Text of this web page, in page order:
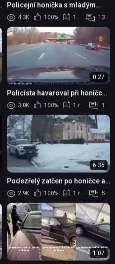
Policejní honička s mladým
cyklistkou
4.3K 100% 1 rok 13
0:27
Policista havaroval při honičce
v Hudson Valley
3.0K 100% 1 rok 1
6:36
Podezřelý zatčen po honičce a
nabourání policejních vozidel v
Toledu
2.9K 100% 1 rok 5
1:07